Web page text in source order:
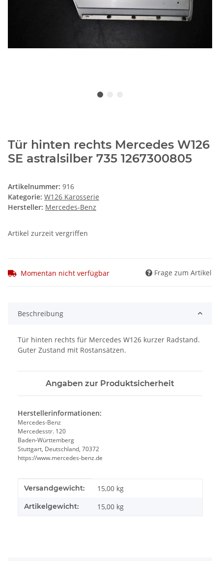
Tür hinten rechts Mercedes W126
SE astralsilber 735 1267300805
Artikelnummer: 916
Kategorie: W126 Karosserie
Hersteller: Mercedes-Benz
Artikel zurzeit vergriffen
Momentan nicht verfügbar Frage zum Artikel
Beschreibung
Tür hinten rechts für Mercedes W126 kurzer Radstand.
Guter Zustand mit Rostansätzen.
Angaben zur Produktsicherheit
Herstellerinformationen:
Mercedes-Benz
Mercedesstr. 120
Baden-Württemberg
Stuttgart, Deutschland, 70372
https://www.mercedes-benz.de
Produkteigenschaft
Wert
Versandgewicht: 15,00 kg
Artikelgewicht: 15,00 kg